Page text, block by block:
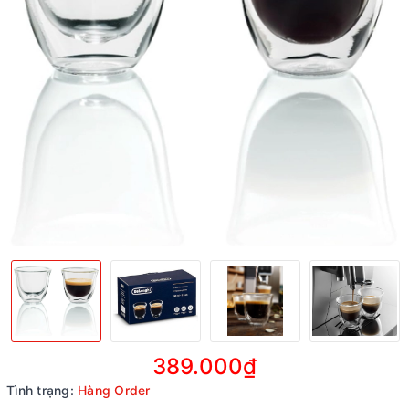
389.000₫
Tình trạng: Hàng Order